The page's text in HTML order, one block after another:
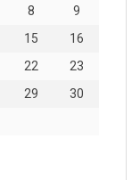
8
9
15
16
22
23
29
30